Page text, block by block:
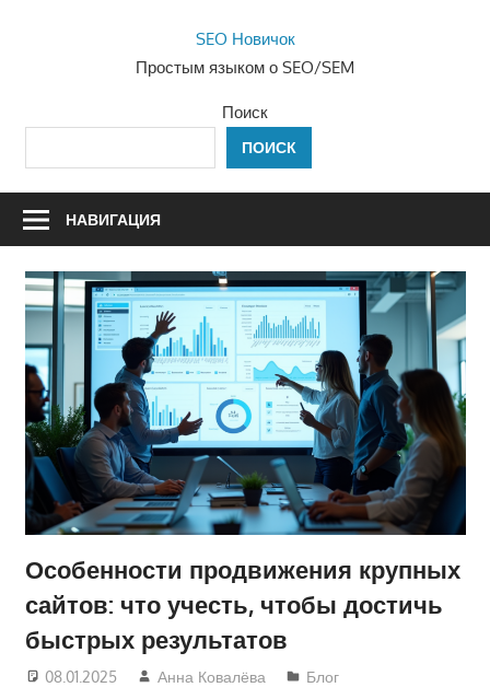
SEO Новичок
Простым языком о SEO/SEM
Поиск
ПОИСК
НАВИГАЦИЯ
Особенности продвижения крупных
сайтов: что учесть, чтобы достичь
быстрых результатов
08.01.2025 Анна Ковалёва Блог